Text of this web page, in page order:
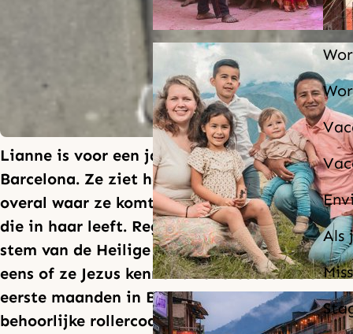
Als
Lianne is voor een jaar uitgezonden naar
Barcelona. Ze ziet het als een uitdaging om
overal waar ze komt te getuigen van de hoop
die in haar leeft. Regelmatig merkt ze de
stem van de Heilige Geest op: ‘Vraag maar
eens of ze Jezus kennen’. Rollercoaster De
eerste maanden in Barcelona waren een
behoorlijke rollercoaster, maar Lianne begint